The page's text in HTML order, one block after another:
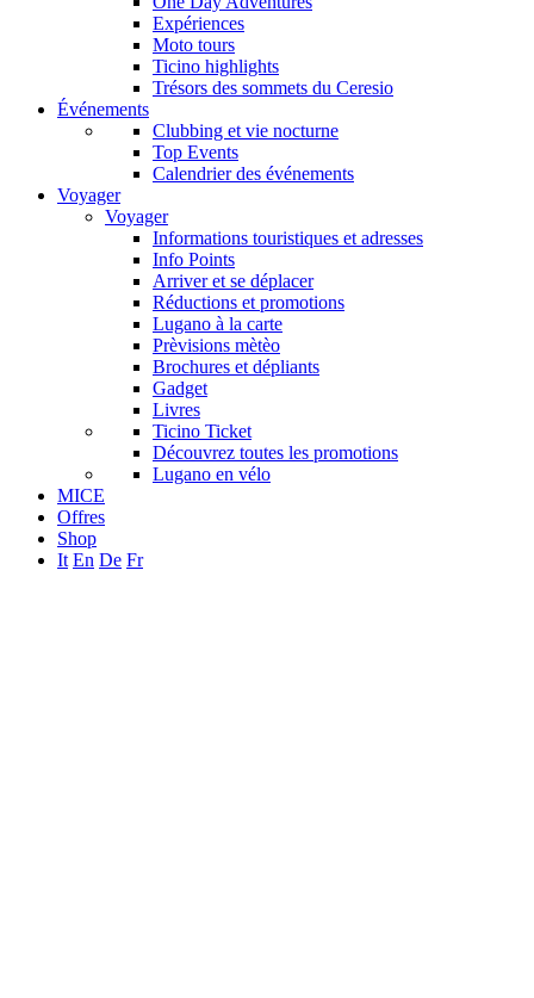
Expériences
Moto tours
Ticino highlights
Trésors des sommets du Ceresio
Événements
Clubbing et vie nocturne
Top Events
Calendrier des événements
Voyager
Voyager
Informations touristiques et adresses
Info Points
Arriver et se déplacer
Réductions et promotions
Lugano à la carte
Prèvisions mètèo
Brochures et dépliants
Gadget
Livres
Ticino Ticket
Découvrez toutes les promotions
Lugano en vélo
MICE
Offres
Shop
It En De Fr